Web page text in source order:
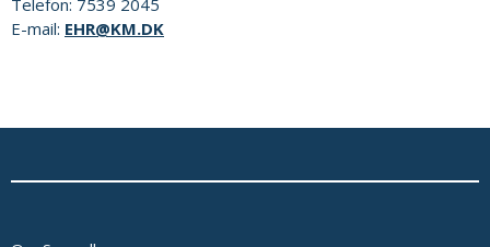
Telefon: 7539 2045
E-mail: EHR@KM.DK